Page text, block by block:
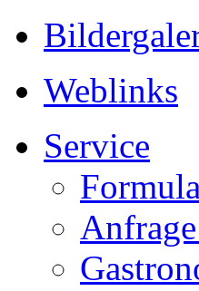
Weblinks
Service